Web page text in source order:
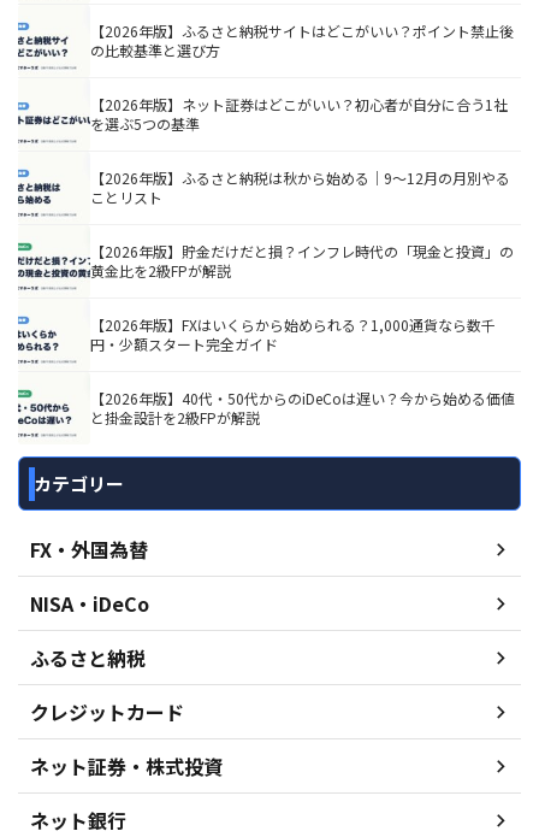
【2026年版】ふるさと納税サイトはどこがいい？ポイント禁止後
の比較基準と選び方
【2026年版】ネット証券はどこがいい？初心者が自分に合う1社
を選ぶ5つの基準
【2026年版】ふるさと納税は秋から始める｜9〜12月の月別やる
ことリスト
【2026年版】貯金だけだと損？インフレ時代の「現金と投資」の
黄金比を2級FPが解説
【2026年版】FXはいくらから始められる？1,000通貨なら数千
円・少額スタート完全ガイド
【2026年版】40代・50代からのiDeCoは遅い？今から始める価値
と掛金設計を2級FPが解説
カテゴリー
FX・外国為替
NISA・iDeCo
ふるさと納税
クレジットカード
ネット証券・株式投資
ネット銀行